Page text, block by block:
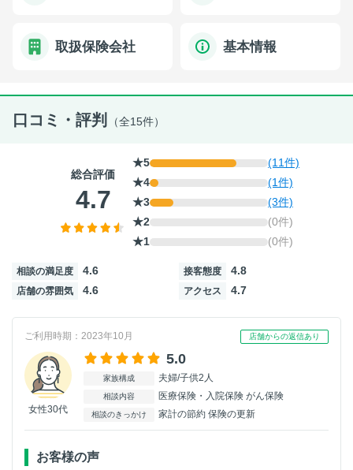
取扱保険会社 基本情報
口コミ・評判 （全15件）
総合評価
4.7
★5
(11件)
★4
(1件)
★3
(3件)
★2
(0件)
★1
(0件)
相談の満足度 4.6 接客態度 4.8
店舗の雰囲気 4.6 アクセス 4.7
ご利用時期：2023年10月 店舗からの返信あり
女性30代
5.0
家族構成 夫婦/子供2人
相談内容 医療保険・入院保険 がん保険
相談のきっかけ 家計の節約 保険の更新
お客様の声